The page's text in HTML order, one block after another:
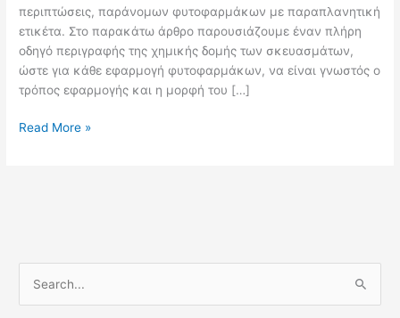
περιπτώσεις, παράνομων φυτοφαρμάκων με παραπλανητική
ετικέτα. Στο παρακάτω άρθρο παρουσιάζουμε έναν πλήρη
οδηγό περιγραφής της χημικής δομής των σκευασμάτων,
ώστε για κάθε εφαρμογή φυτοφαρμάκων, να είναι γνωστός ο
τρόπος εφαρμογής και η μορφή του […]
Read More »